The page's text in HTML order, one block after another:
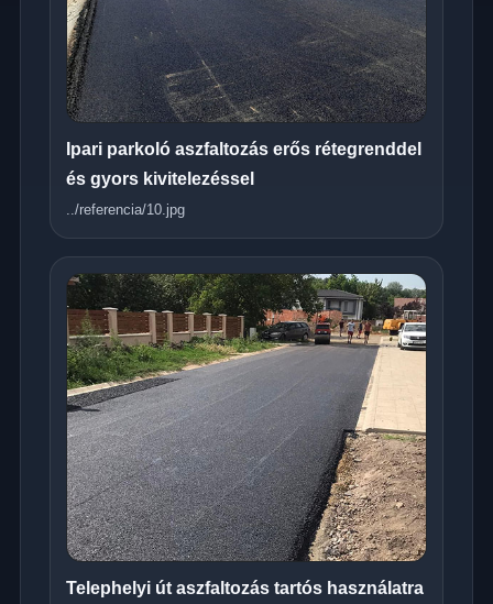
Ipari parkoló aszfaltozás erős rétegrenddel
és gyors kivitelezéssel
../referencia/10.jpg
Telephelyi út aszfaltozás tartós használatra